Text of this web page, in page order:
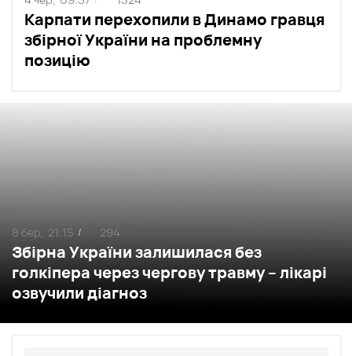
Карпати перехопили в Динамо гравця
збірної України на проблемну
позицію
Збірна України залишилася без
голкіпера через чергову травму – лікарі
озвучили діагноз
8 бер, 21:15 / 294